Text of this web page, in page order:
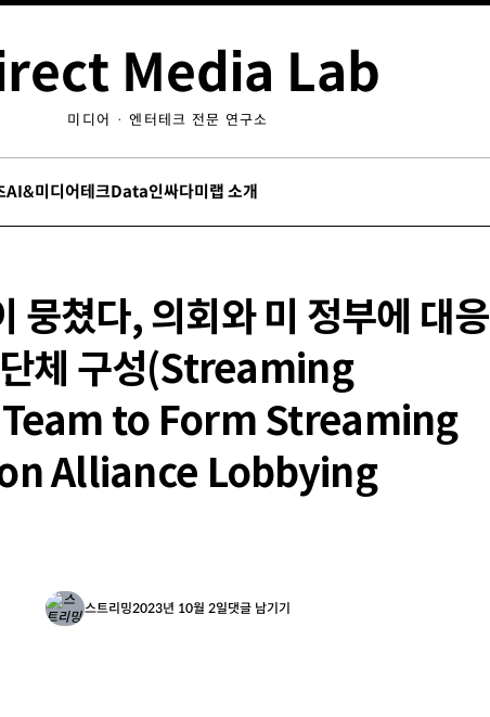
Media Lab
미디어 · 엔터테크 전문 연구소
AI&미디어테크Data인싸다미랩 소개
뭉쳤다, 의회와 미 정부에 대응
체 구성(Streaming
to Form Streaming
Alliance Lobbying
스트리밍2023년 10월 2일댓글 남기기